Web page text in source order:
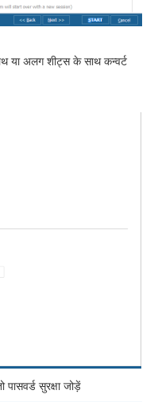
या अलग शीट्स के साथ कन्वर्ट
सुरक्षा जोड़ें